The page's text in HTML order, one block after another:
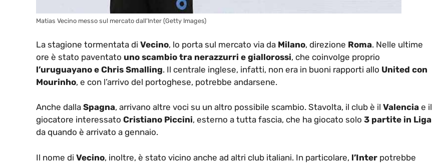
Matias Vecino messo sul mercato dall’Inter (Getty Images)
La stagione tormentata di Vecino, lo porta sul mercato via da Milano, direzione Roma. Nelle ultime
ore è stato paventato uno scambio tra nerazzurri e giallorossi, che coinvolge proprio
l’uruguayano e Chris Smalling. Il centrale inglese, infatti, non era in buoni rapporti allo United con
Mourinho, e con l’arrivo del portoghese, potrebbe andarsene.
Anche dalla Spagna, arrivano altre voci su un altro possibile scambio. Stavolta, il club è il Valencia e il
giocatore interessato Cristiano Piccini, esterno a tutta fascia, che ha giocato solo 3 partite in Liga
da quando è arrivato a gennaio.
Il nome di Vecino, inoltre, è stato vicino anche ad altri club italiani. In particolare, l’Inter potrebbe